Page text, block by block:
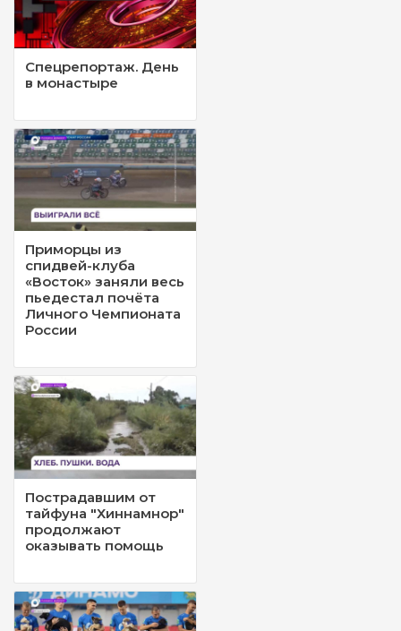
Спецрепортаж. День
в монастыре
Приморцы из
спидвей-клуба
«Восток» заняли весь
пьедестал почёта
Личного Чемпионата
России
Пострадавшим от
тайфуна "Хиннамнор"
продолжают
оказывать помощь